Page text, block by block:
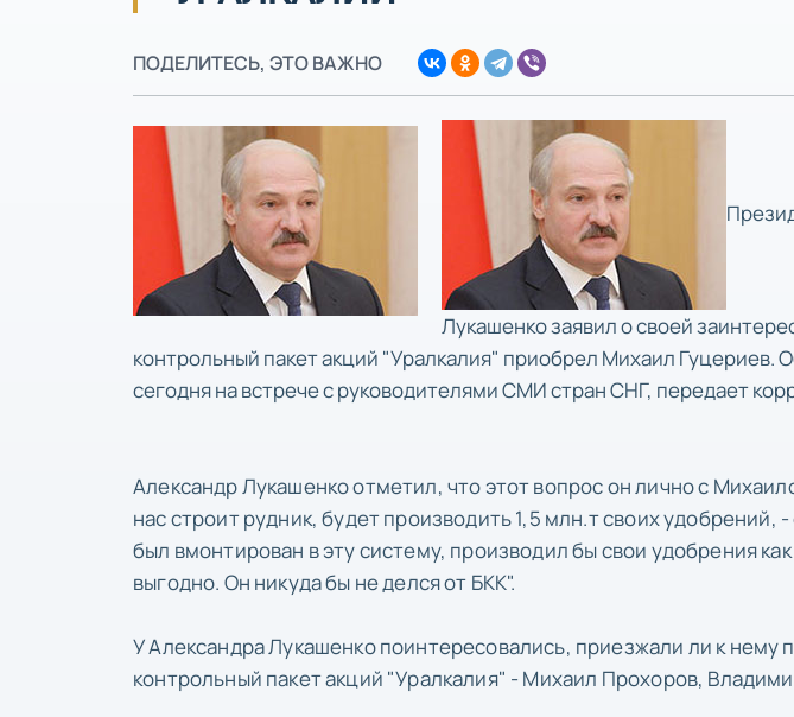
ПОДЕЛИТЕСЬ, ЭТО ВАЖНО
Лукашенко заявил о своей
контрольный пакет акций "Уралкалия" приобрел Михаил Гуцериев.
сегодня на встрече с руководителями СМИ стран СНГ, передает
Александр Лукашенко отметил, что этот вопрос он лично с
нас строит рудник, будет производить 1,5 млн.т своих удобрений,
был вмонтирован в эту систему, производил бы свои удобрения
выгодно. Он никуда бы не делся от БКК".
У Александра Лукашенко поинтересовались, приезжали ли к нему
контрольный пакет акций "Уралкалия" - Михаил Прохоров,